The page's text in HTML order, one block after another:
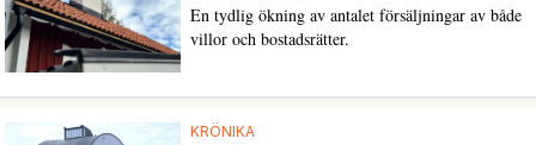
En tydlig ökning av antalet försäljningar av både
villor och bostadsrätter.
KRÖNIKA